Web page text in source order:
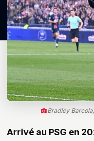
Bradley
Arrivé au PSG en